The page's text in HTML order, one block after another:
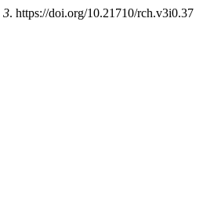
3. https://doi.org/10.21710/rch.v3i0.37